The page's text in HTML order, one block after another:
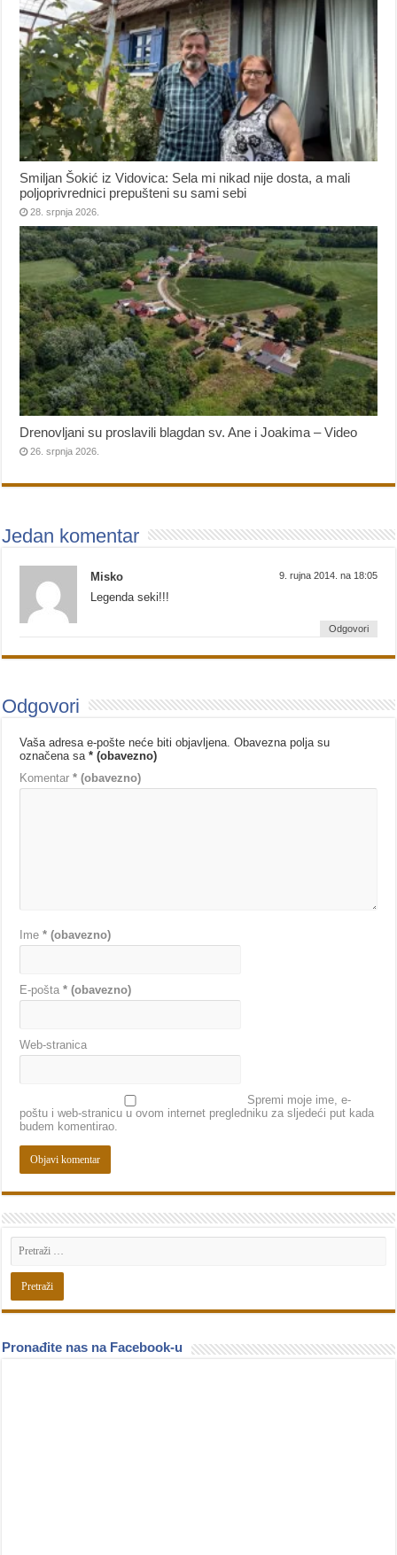
Smiljan Šokić iz Vidovica: Sela mi nikad nije dosta, a mali
poljoprivrednici prepušteni su sami sebi
28. srpnja 2026.
Drenovljani su proslavili blagdan sv. Ane i Joakima – Video
26. srpnja 2026.
Jedan komentar
Misko 9. rujna 2014. na 18:05
Legenda seki!!!
Odgovori
Odgovori
Vaša adresa e-pošte neće biti objavljena. Obavezna polja su
označena sa* (obavezno)
Komentar* (obavezno)
Ime* (obavezno)
E-pošta* (obavezno)
Web-stranica
Spremi moje ime, e-
poštu i web-stranicu u ovom internet pregledniku za sljedeći put kada
budem komentirao.
Pronađite nas na Facebook-u